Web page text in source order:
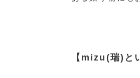
【mizu(瑞)と